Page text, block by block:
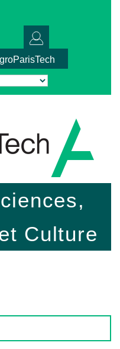
Translate
Culture